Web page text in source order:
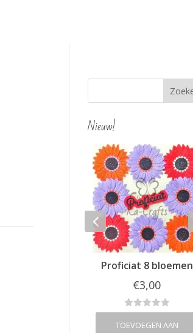
Nieuw!
Proficiat 8 bloemen
€3,00
TOEVOEGEN AAN